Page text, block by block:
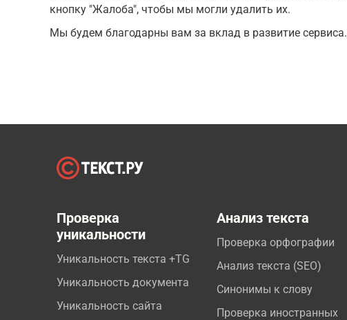
кнопку "Жалоба", чтобы мы могли удалить их.
Мы будем благодарны вам за вклад в развитие сервиса.
Проверка
уникальности
Уникальность текста +TG
Уникальность документа
Уникальность сайта
Анализ текста
Проверка орфографии
Анализ текста (SEO)
Синонимы к слову
Проверка иностранных